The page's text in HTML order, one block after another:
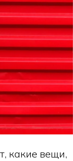
какие вещи,